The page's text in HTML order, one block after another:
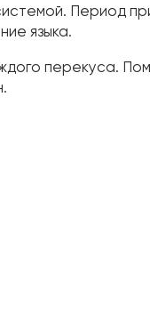
Период
языка.
перекуса.